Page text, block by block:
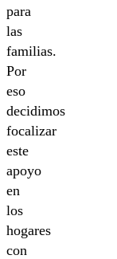
para
las
familias.
Por
eso
decidimos
focalizar
este
apoyo
en
los
hogares
con